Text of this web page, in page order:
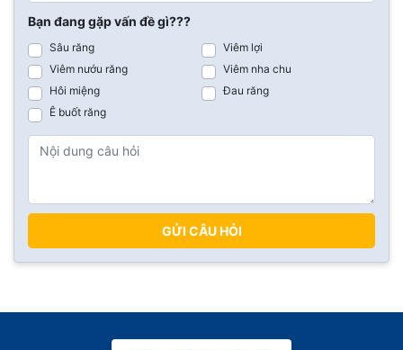
Bạn đang gặp vấn đề gì???
Sâu răng
Viêm lợi
Viêm nướu răng
Viêm nha chu
Hôi miệng
Đau răng
Ê buốt răng
GỬI CÂU HỎI